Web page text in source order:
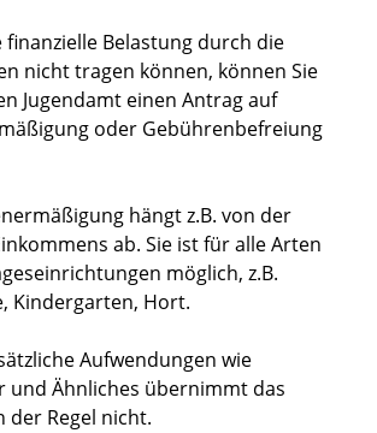
finanzielle Belastung durch die
nicht tragen können, können Sie
Jugendamt einen Antrag auf
oder Gebührenbefreiung
hängt z.B. von der
ab. Sie ist für alle Arten
möglich, z.B.
Kindergarten, Hort.
Aufwendungen wie
und Ähnliches übernimmt das
der Regel nicht.